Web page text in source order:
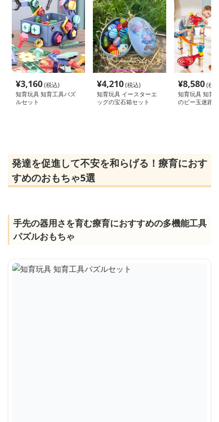
¥3,160(税込)
知育玩具 知育工具パズ
ルセット
¥4,210(税込)
知育玩具 イースターエ
ッグの宝石箱セット
¥8,580(税
知育玩具 知育
のビー玉迷路
発達を促進して不安を和らげる！療育におす
すめのおもちゃ5選
手先の器用さを育む療育におすすめの多機能工具
パズルおもちゃ